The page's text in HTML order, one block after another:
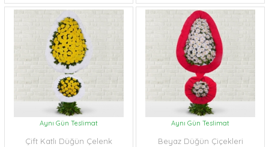
Aynı Gün Teslimat
Çift Katlı Düğün Çelenk
Aynı Gün Teslimat
Beyaz Düğün Çiçekleri